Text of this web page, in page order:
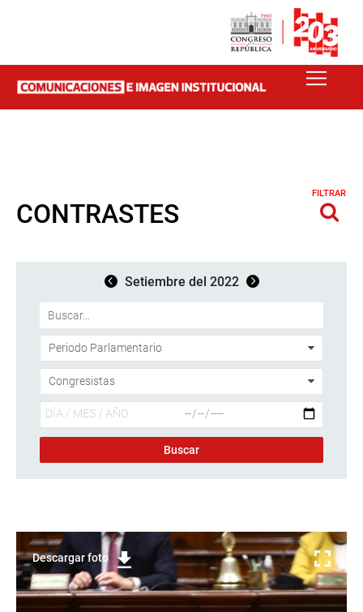
CONTRASTES
FILTRAR
Setiembre del 2022
Descargar foto